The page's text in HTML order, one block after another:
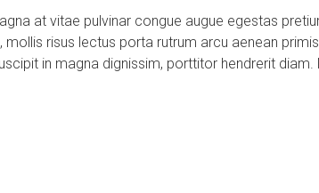
at vitae pulvinar congue augue egestas
risus lectus porta rutrum arcu aenean
in magna dignissim, porttitor hendrerit diam.